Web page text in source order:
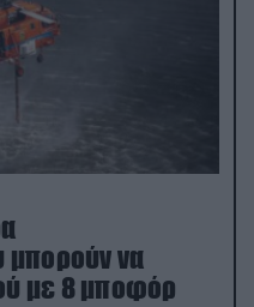
να
με 8 μποφόρ